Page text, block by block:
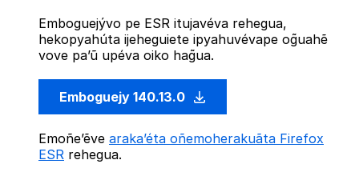
Emboguejývo pe ESR itujavéva rehegua,
hekopyahúta ijeheguiete ipyahuvévape og̃uahẽ
vove pa’ũ upéva oiko hag̃ua.
Emboguejy 140.13.0
Emoñe’ẽve araka’éta oñemoherakuãta Firefox
ESR rehegua.